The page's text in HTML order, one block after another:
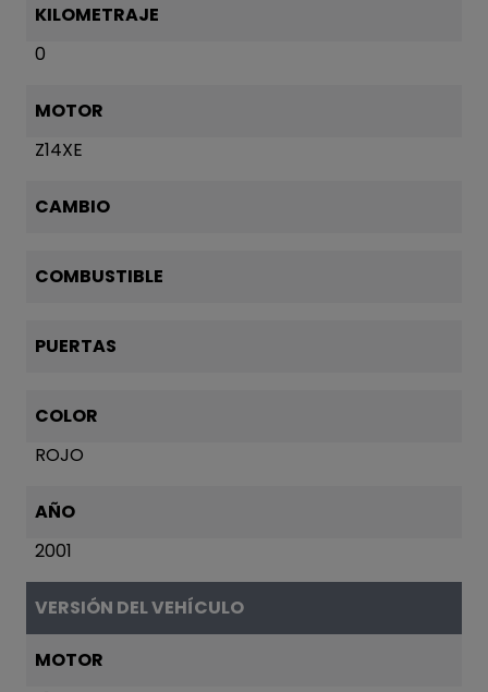
KILOMETRAJE
0
MOTOR
Z14XE
CAMBIO
COMBUSTIBLE
PUERTAS
COLOR
ROJO
AÑO
2001
VERSIÓN DEL VEHÍCULO
MOTOR